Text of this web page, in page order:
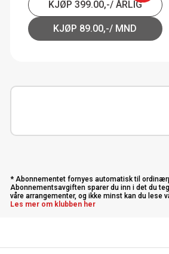
KJØP 399.00,-/ ÅRLIG
KJØP 89.00,-/ MND
* Abonnementet fornyes automatisk til
Abonnementsavgiften sparer du inn i det du
våre arrangementer, og ikke minst kan du lese
Les mer om klubben her